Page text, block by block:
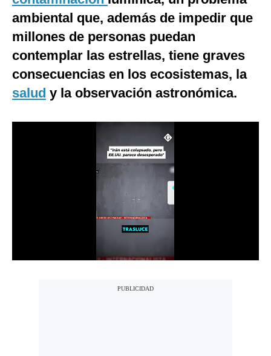
España
Internacional
Club del Suscriptor
Fotogalerías
ambiental que, además de impedir que
millones de personas puedan
contemplar las estrellas, tiene graves
consecuencias en los ecosistemas, la
salud y la observación astronómica.